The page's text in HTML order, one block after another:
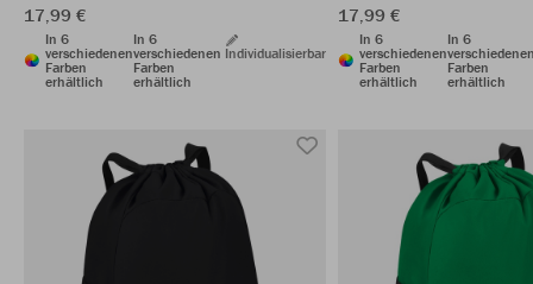
17,99 €
In 6
verschiedenen
Farben
erhältlich
In 6
verschiedenen
Farben
erhältlich
Individualisierbar
17,99 €
In 6
verschiedenen
Farben
erhältlich
In 6
Farben
erhältlich